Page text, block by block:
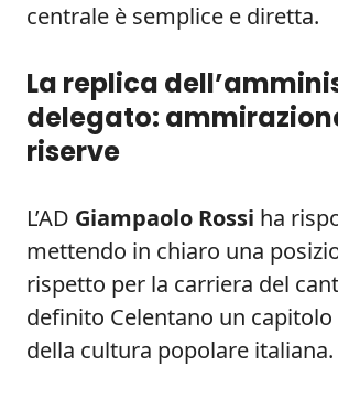
centrale è semplice e diretta.
La replica
delegato:
riserve
L’AD Giampaolo Rossi ha
mettendo in chiaro una
rispetto per la carriera del
definito Celentano un
della cultura popolare italiana.